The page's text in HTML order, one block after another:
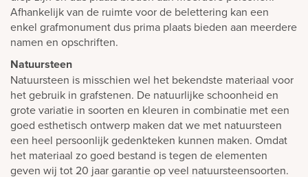
Afhankelijk van de ruimte voor de belettering kan een
enkel grafmonument dus prima plaats bieden aan meerdere
namen en opschriften.
Natuursteen
Natuursteen is misschien wel het bekendste materiaal voor
het gebruik in grafstenen. De natuurlijke schoonheid en
grote variatie in soorten en kleuren in combinatie met een
goed esthetisch ontwerp maken dat we met natuursteen
een heel persoonlijk gedenkteken kunnen maken. Omdat
het materiaal zo goed bestand is tegen de elementen
geven wij tot 20 jaar garantie op veel natuursteensoorten.